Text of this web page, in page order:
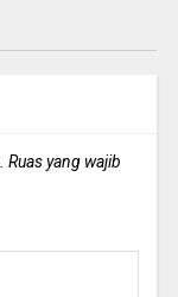
Ruas yang wajib